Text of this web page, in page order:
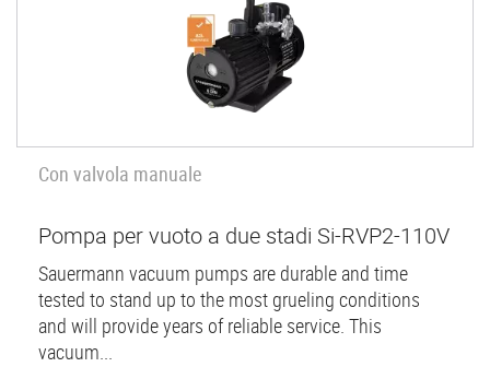
Con valvola manuale
Pompa per vuoto a due stadi Si-RVP2-110V
Sauermann vacuum pumps are durable and time
tested to stand up to the most grueling conditions
and will provide years of reliable service. This
vacuum...